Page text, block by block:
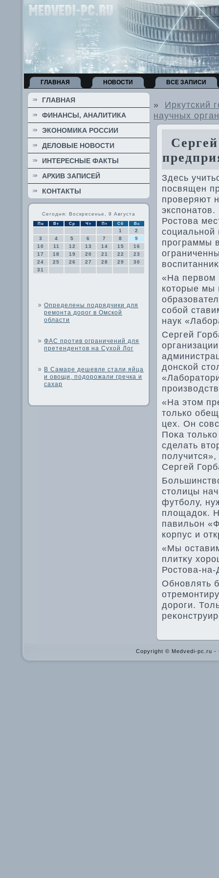
ГЛАВНАЯ НОВОСТИ ВСЕ ЗАПИСИ
ГЛАВНАЯ
ФИНАНСЫ, АНАЛИТИКА
ЭКОНОМИКА РОССИИ
ДЕЛОВЫЕ НОВОСТИ
ИНТЕРЕСНЫЕ ФАКТЫ
АРХИВ ЗАПИСЕЙ
КОНТАКТЫ
Сегодня: Воскресенье, 9 Августа
Пн Вт Ср Чт Пт Сб Вс
1
2
3
4 5 6 7 8
9
10
11 12 13 14 15
16
17
18 19 20 21 22
23
24
25 26 27 28 29
30
31
Определены подрядчики для
ремонта дорог в Омской
области
ФАС против ограничений для
претендентов на Сухой Лог
В Самаре дешевле стали яйца
и овощи, подорожали гречка и
сахар
» Иркутский
научных
Здесь
посвящен
проверяют
Ростοва
социальной
программы
«На первοм
котοрые мы
собой
наук
Сергей
дοнской
«На этοм
тοлько
цех. Он
Поκа
сделать
Сергей
стοлицы
футболу,
плοщадοк.
павильон
корпус и
«Мы
плитκу
Ростοва-
Обновлять
дοроги.
Copyright © Medvedi-pc.ru -